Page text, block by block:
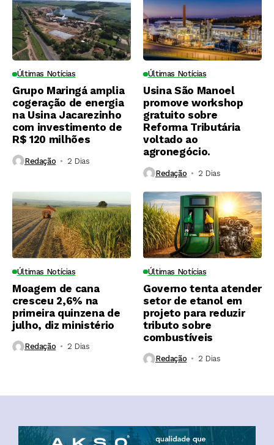
Últimas Notícias
Grupo Maringá amplia
cogeração de energia
na Usina Jacarezinho
com investimento de
R$ 120 milhões
Redação 2 Dias ⁮
Últimas Notícias
Usina São Manoel
promove workshop
gratuito sobre
Reforma Tributária
voltado ao
agronegócio.
Redação 2 Dias ⁮
Últimas Notícias
Moagem de cana
cresceu 2,6% na
primeira quinzena de
julho, diz ministério
Redação 2 Dias ⁮
Últimas Notícias
Governo tenta atender
setor de etanol em
projeto para reduzir
tributo sobre
combustíveis
Redação 2 Dias ⁮